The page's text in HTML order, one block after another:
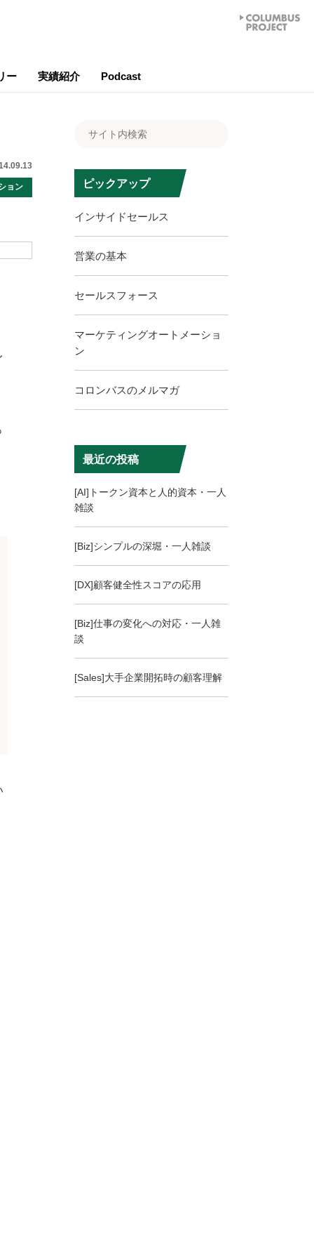
ー 実績紹介 Podcast
ョン ピックアップ
インサイドセールス
営業の基本
セールスフォース
マーケティングオートメーショ
ン
コロンバスのメルマガ
最近の投稿
[AI]トークン資本と人的資本・一人
雑談
[Biz]シンプルの深堀・一人雑談
[DX]顧客健全性スコアの応用
[Biz]仕事の変化への対応・一人雑
談
[Sales]大手企業開拓時の顧客理解